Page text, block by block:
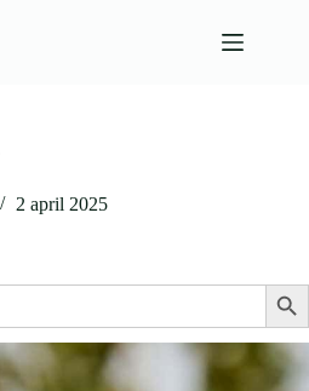
2 april 2025